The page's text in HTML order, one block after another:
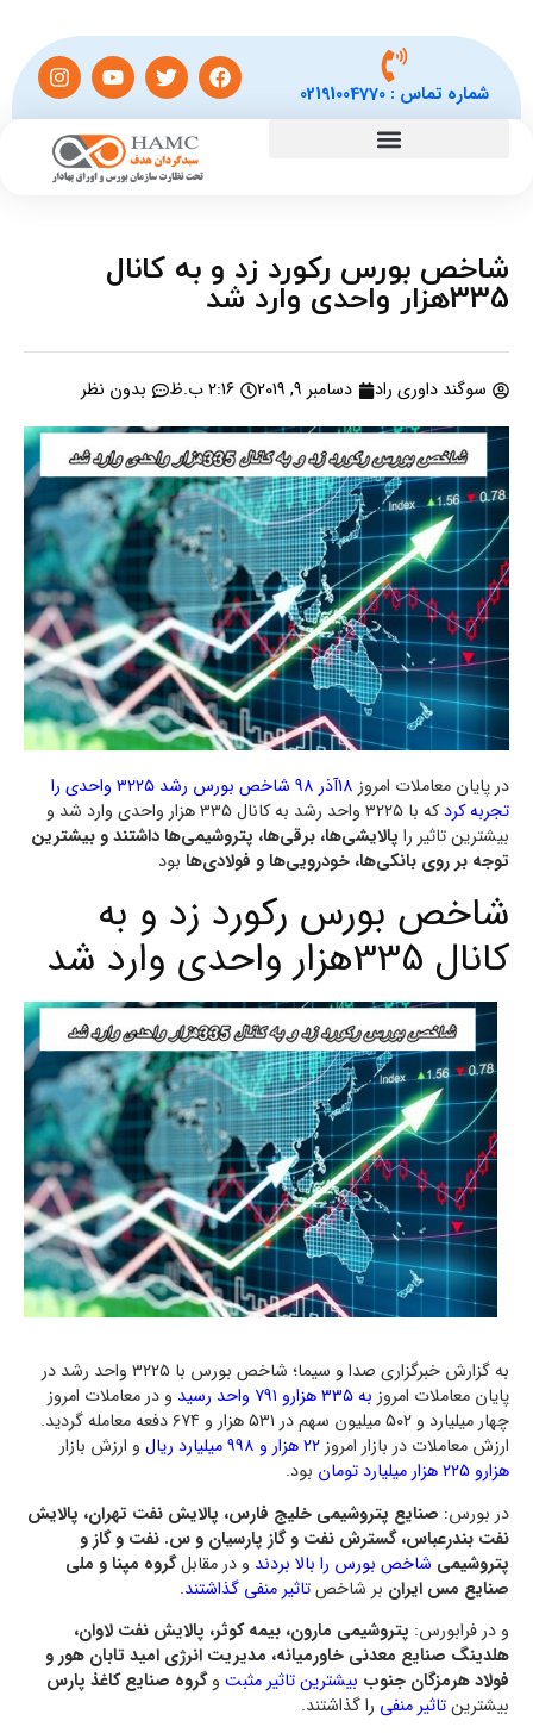
شماره تماس :02191004770
شاخص بورس رکورد زد و به کانال
335هزار واحدی وارد شد
سوگند داوری راد دسامبر 9, 2019 2:16 ب.ظ بدون نظر
در پایان معاملات امروز
18آذر 98 شاخص بورس رشد ۳۲۲۵ واحدی را
تجربه کرد
که با ۳۲۲۵ واحد رشد به کانال ۳۳۵ هزار واحدی وارد شد و
بیشترین تاثیر را پالایشی‌ها، برقی‌ها، پتروشیمی‌ها داشتند و بیشترین
توجه بر روی بانکی‌ها، خودرویی‌ها و فولادی‌ها بود
شاخص بورس رکورد زد و به
کانال 335هزار واحدی وارد شد
به گزارش خبرگزاری صدا و سیما؛ شاخص بورس با ۳۲۲۵ واحد رشد در
پایان معاملات امروز به ۳۳۵ هزارو ۷۹۱ واحد رسید
و در معاملات امروز
چهار میلیارد و ۵۰۲ میلیون سهم در ۵۳۱ هزار و ۶۷۴ دفعه معامله گردید.
ارزش معاملات در بازار امروز۲۲ هزار و ۹۹۸ میلیارد ریال
و ارزش بازار
هزارو ۲۲۵ هزار میلیارد تومان
بود.
در بورس: صنایع پتروشیمی خلیج فارس، پالایش نفت تهران، پالایش
نفت بندرعباس، گسترش نفت و گاز پارسیان و س. نفت و گاز و
پتروشیمی شاخص بورس را بالا بردند و در مقابلگروه مپنا و ملی‌
صنایع‌ مس‌ ایران‌ بر شاخصتاثیر منفی گذاشتند.
و در فرابورس: پتروشیمی مارون، بیمه کوثر، پالایش نفت لاوان،
هلدینگ صنایع معدنی خاورمیانه، مدیریت انرژی امید تابان هور و
فولاد هرمزگان جنوب بیشترین تاثیر مثبت وگروه صنایع کاغذ پارس
بیشترینتاثیر منفی را گذاشتند.